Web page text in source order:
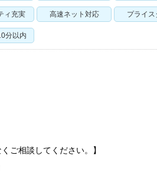
ィ充実 高速ネット対応 プライス
分以内
ご相談してください。】